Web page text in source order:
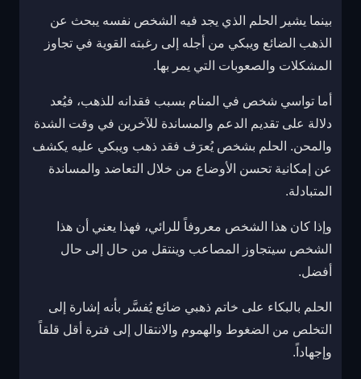
بينما يشير الحلم الذي يجد فيه الشخص نفسه يبحث عن
الذهب الضائع ويبكي من أجله إلى رغبته القوية في تجاوز
المشكلات والصعوبات التي يمر بها.
أما تواسي شخص في المنام بسبب فقدانه للذهب، فيُعد
دلالة على تقديم الدعم والمساندة للآخرين في وقت الشدة
والمحن. الحلم بشخص يُعرَف فقد ذهب ويبكي عليه يكشف
عن إمكانية تحسن الأوضاع من خلال التعاضد والمساندة
المتبادلة.
وإذا كان هذا الشخص معروفاً للرائي، فهذا يعني أن هذا
الشخص سيتجاوز المصاعب وينتقل من حال إلى حال
أفضل.
الحلم بالبكاء على خاتم ذهبي ضائع يُفسَّر بأنه إشارة إلى
التخلص من الضغوط والهموم والانتقال إلى فترة أقل قلقاً
وإجهاداً.